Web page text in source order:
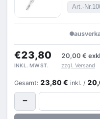
Art.-Nr.
€23,80 20,00 €
INKL. MWST. zzgl. Versand
Gesamt: 23,80 € inkl. /
−